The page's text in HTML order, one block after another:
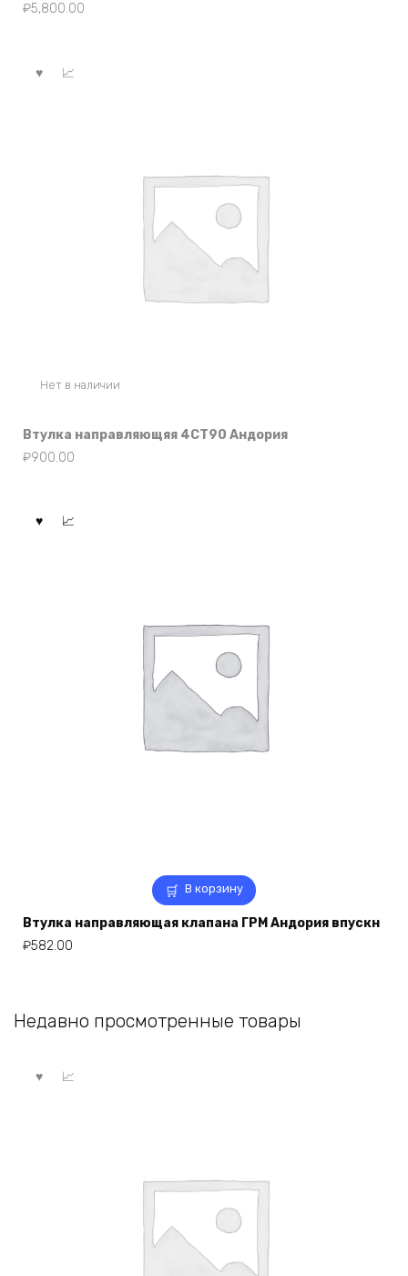
₽5,800.00
Нет в наличии
Втулка направляющяя 4СТ90 Андория
₽900.00
В корзину
Втулка направляющая клапана ГРМ Андория впускн
₽582.00
Недавно просмотренные товары